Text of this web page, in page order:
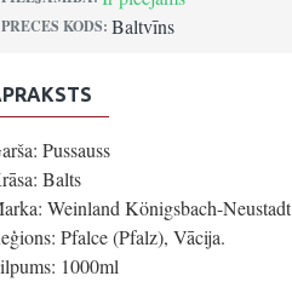
PRECES KODS: Baltvīns
Pussauss
Balts
Weinland Königsbach-Neustadt
Pfalce (Pfalz), Vācija.
1000ml